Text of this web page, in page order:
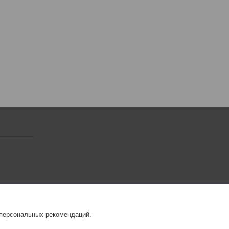
рекомендаций.